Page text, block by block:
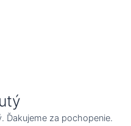
Ďakujeme za pochopenie.